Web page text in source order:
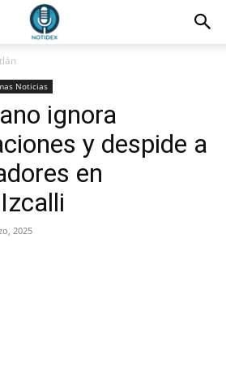
Noticias
ignora
y despide a
en
2025